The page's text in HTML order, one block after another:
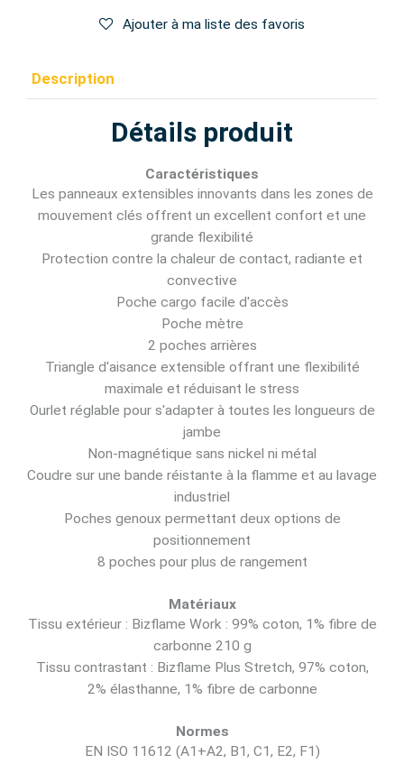
Ajouter à ma liste des favoris
Description
Détails produit
Caractéristiques
Les panneaux extensibles innovants dans les zones de
mouvement clés offrent un excellent confort et une
grande flexibilité
Protection contre la chaleur de contact, radiante et
convective
Poche cargo facile d'accès
Poche mètre
2 poches arrières
Triangle d'aisance extensible offrant une flexibilité
maximale et réduisant le stress
Ourlet réglable pour s'adapter à toutes les longueurs de
jambe
Non-magnétique sans nickel ni métal
Coudre sur une bande réistante à la flamme et au lavage
industriel
Poches genoux permettant deux options de
positionnement
8 poches pour plus de rangement
Matériaux
Tissu extérieur : Bizflame Work : 99% coton, 1% fibre de
carbonne 210 g
Tissu contrastant : Bizflame Plus Stretch, 97% coton,
2% élasthanne, 1% fibre de carbonne
Normes
EN ISO 11612 (A1+A2, B1, C1, E2, F1)